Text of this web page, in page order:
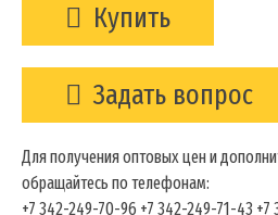
Купить
Задать вопрос
Для получения оптовых цен и
обращайтесь по телефонам:
+7 342-249-70-96 +7 342-249-71-43 +7